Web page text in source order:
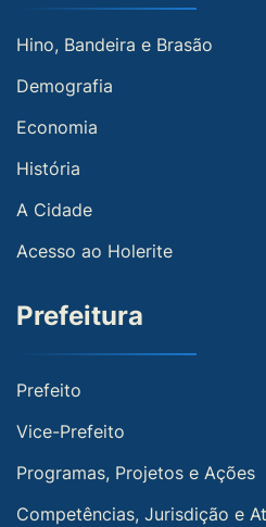
Hino, Bandeira e Brasão
Demografia
Economia
História
A Cidade
Acesso ao Holerite
Prefeitura
Prefeito
Vice-Prefeito
Programas, Projetos e Ações
Competências, Jurisdição e